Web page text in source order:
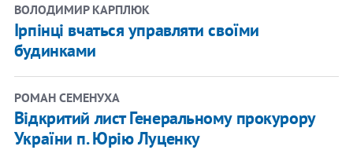
ВОЛОДИМИР КАРПЛЮК
Ірпінці вчаться управляти своїми
будинками
РОМАН СЕМЕНУХА
​Відкритий лист Генеральному прокурору
України п. Юрію Луценку